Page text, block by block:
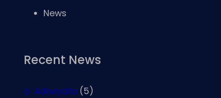
News
Recent News
Adiwiyata (5)